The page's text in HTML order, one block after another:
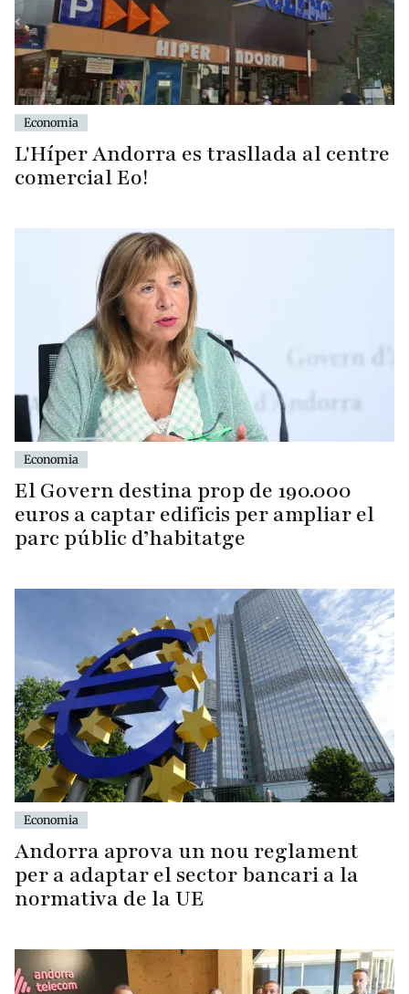
Economia
L'Híper Andorra es trasllada al centre
comercial Eo!
Economia
El Govern destina prop de 190.000
euros a captar edificis per ampliar el
parc públic d’habitatge
Economia
Andorra aprova un nou reglament
per a adaptar el sector bancari a la
normativa de la UE